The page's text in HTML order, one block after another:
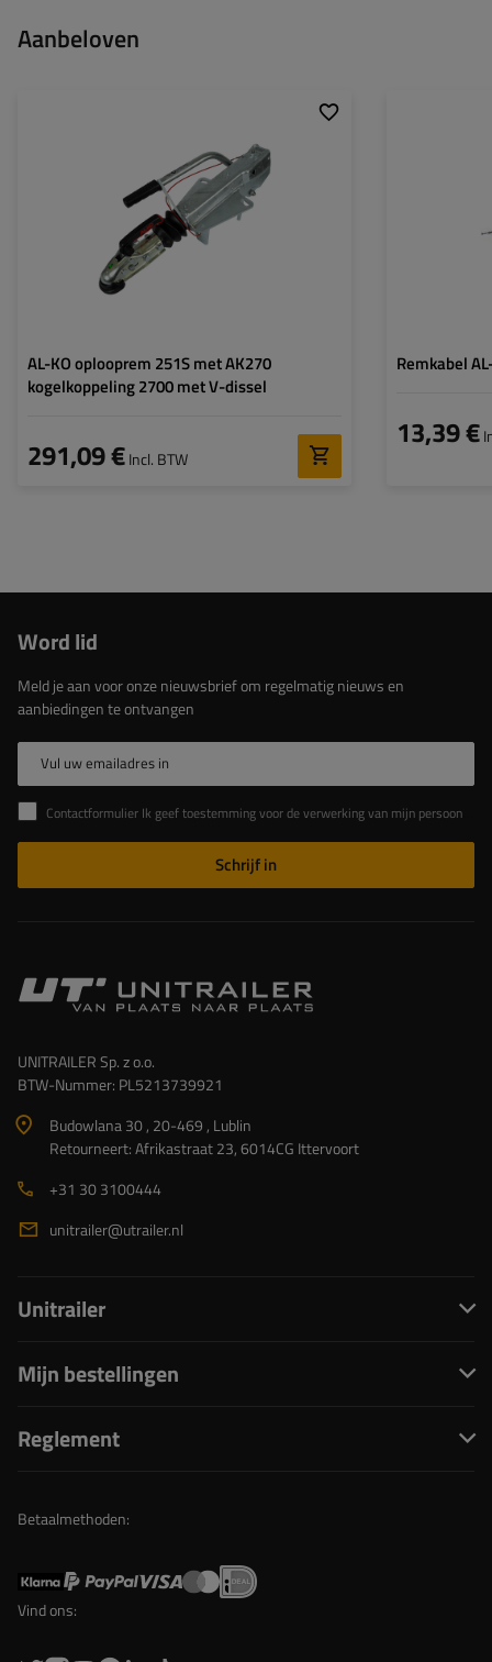
Aanbeloven
AL-KO oplooprem 251S met AK270
kogelkoppeling 2700 met V-dissel
291,09 €Incl. BTW
1500 - 2700 kg
120 kg
Remkabel
13,39 €
Word lid
Meld je aan voor onze nieuwsbrief om regelmatig nieuws en
aanbiedingen te ontvangen
Vul uw emailadres in
Contactformulier Ik geef toestemming voor de verwerking van mijn persoonlijke gegevens in het contactformulier in overeenstemming met de Verordening van het Europees Parlement en de Raad (EU)
Schrijf in
UNITRAILER Sp. z o.o.
BTW-Nummer: PL5213739921
Budowlana 30 , 20-469 , Lublin
Retourneert: Afrikastraat 23, 6014CG Ittervoort
+31 30 3100444
unitrailer@utrailer.nl
Unitrailer
Mijn bestellingen
Reglement
Betaalmethoden:
Vind ons: